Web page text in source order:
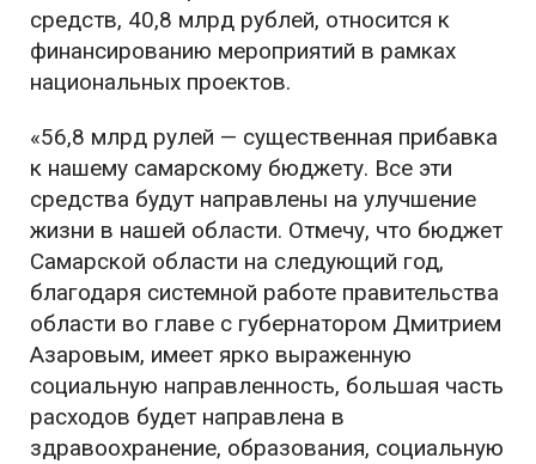
средств, 40,8 млрд рублей, относится к
финансированию мероприятий в рамках
национальных проектов.
«56,8 млрд рулей — существенная прибавка
к нашему самарскому бюджету. Все эти
средства будут направлены на улучшение
жизни в нашей области. Отмечу, что бюджет
Самарской области на следующий год,
благодаря системной работе правительства
области во главе с губернатором Дмитрием
Азаровым, имеет ярко выраженную
социальную направленность, большая часть
расходов будет направлена в
здравоохранение, образования, социальную